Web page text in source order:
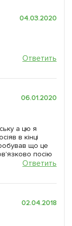
04.03.2020
Ответить
06.01.2020
а цю я
в кінці
що це
посію
Ответить
02.04.2018